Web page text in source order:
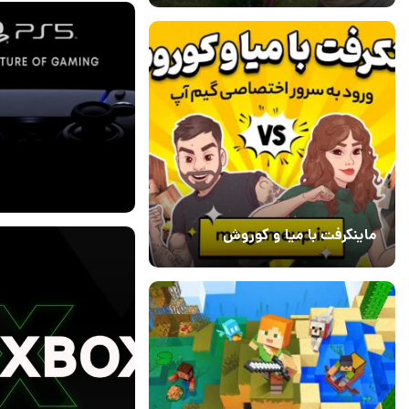
ماینکرفت با میا و کوروش
7
30 دی 1403
23 خرداد 1399